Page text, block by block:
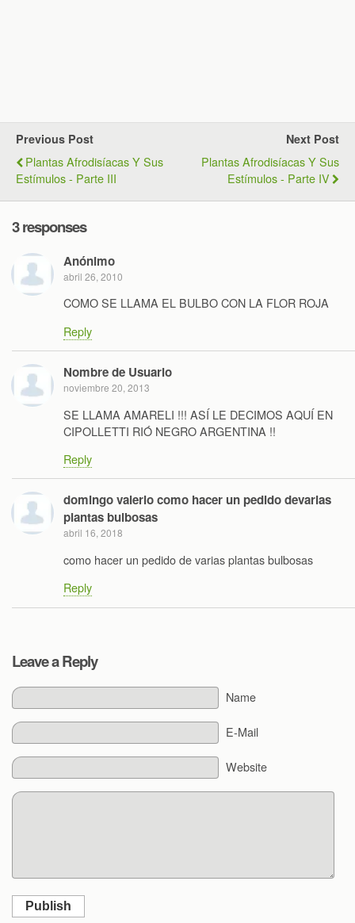
Previous Post
Plantas Afrodisíacas Y Sus
Estímulos - Parte III
Next Post
Plantas Afrodisíacas Y Sus
Estímulos - Parte IV
3 responses
Anónimo
abril 26, 2010
COMO SE LLAMA EL BULBO CON LA FLOR ROJA
Reply
Nombre de Usuario
noviembre 20, 2013
SE LLAMA AMARELI !!! ASÍ LE DECIMOS AQUÍ EN
CIPOLLETTI RIÓ NEGRO ARGENTINA !!
Reply
domingo valerio como hacer un pedido devarias
plantas bulbosas
abril 16, 2018
como hacer un pedido de varias plantas bulbosas
Reply
Leave a Reply
Name
E-Mail
Website
Publish